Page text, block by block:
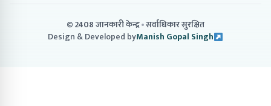
© 2408 जानकारी केन्द्र सर्वाधिकार सुरक्षित
Design & Developed byManish Gopal Singh